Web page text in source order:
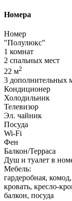
Номера
Номер
"Полулюкс"
1 комнат
2 спальных мест
22 м2
3 дополнительных
Кондиционер
Холодильник
Телевизор
Эл. чайник
Посуда
Wi-Fi
Фен
Балкон/Терраса
Душ и туалет в
Мебель:
гардеробная,
кровать, кресло-
балкон, посуда